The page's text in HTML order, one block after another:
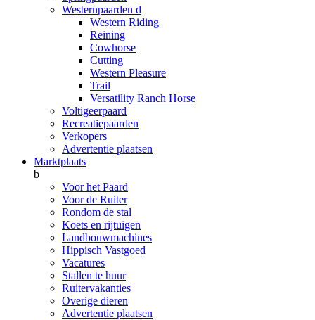
Westernpaarden d
Western Riding
Reining
Cowhorse
Cutting
Western Pleasure
Trail
Versatility Ranch Horse
Voltigeerpaard
Recreatiepaarden
Verkopers
Advertentie plaatsen
Marktplaats
b
Voor het Paard
Voor de Ruiter
Rondom de stal
Koets en rijtuigen
Landbouwmachines
Hippisch Vastgoed
Vacatures
Stallen te huur
Ruitervakanties
Overige dieren
Advertentie plaatsen